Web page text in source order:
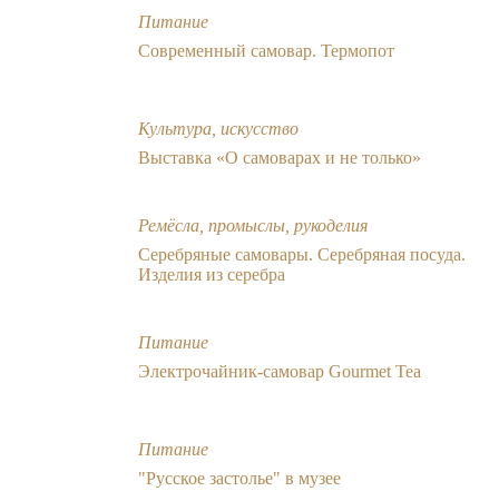
Питание
Современный самовар. Термопот
Культура, искусство
Выставка «О самоварах и не только»
Ремёсла, промыслы, рукоделия
Серебряные самовары. Серебряная посуда.
Изделия из серебра
Питание
Электрочайник-самовар Gourmet Tea
Питание
"Русское застолье" в музее